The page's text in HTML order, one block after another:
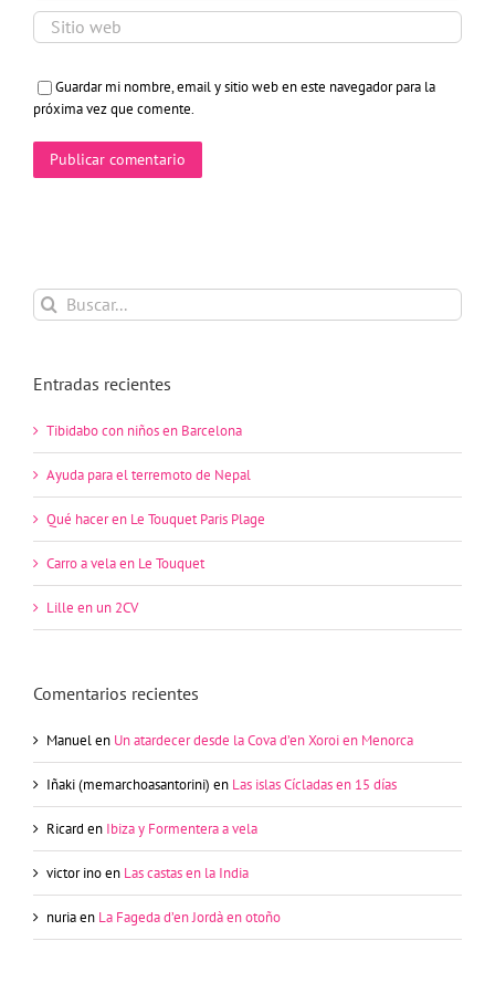
Guardar mi nombre, email y sitio web en este navegador para la
próxima vez que comente.
Buscar:
Entradas recientes
Tibidabo con niños en Barcelona
Ayuda para el terremoto de Nepal
Qué hacer en Le Touquet Paris Plage
Carro a vela en Le Touquet
Lille en un 2CV
Comentarios recientes
Manuelen Un atardecer desde la Cova d’en Xoroi en Menorca
Iñaki (memarchoasantorini) en Las islas Cícladas en 15 días
Ricard en Ibiza y Formentera a vela
victor inoen Las castas en la India
nuriaen La Fageda d’en Jordà en otoño